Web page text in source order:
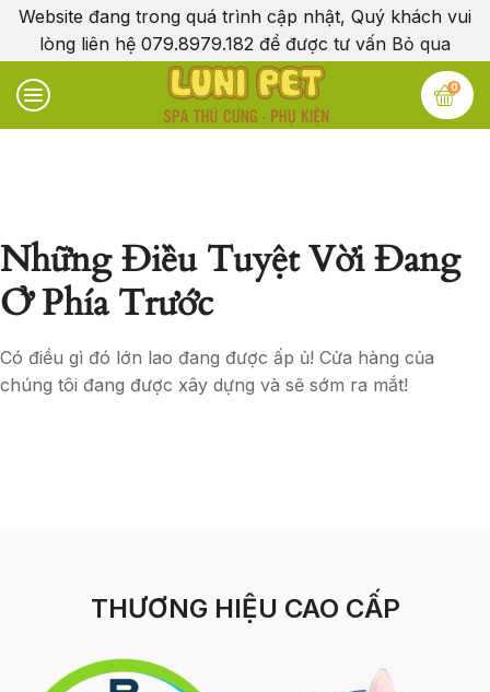
Website đang trong quá trình cập nhật, Quý khách vui
lòng liên hệ 079.8979.182 để được tư vấn Bỏ qua
0
Những Điều Tuyệt Vời Đang
Ở Phía Trước
Có điều gì đó lớn lao đang được ấp ủ! Cửa hàng của
chúng tôi đang được xây dựng và sẽ sớm ra mắt!
THƯƠNG HIỆU CAO CẤP